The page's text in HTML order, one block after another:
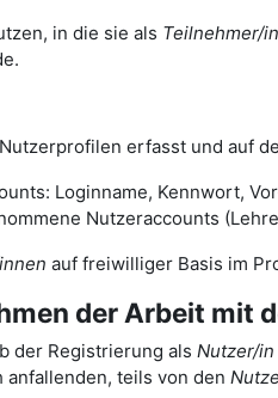
in die sie als Teilnehmer/
erfasst und auf
Loginname, Kennwort,
Nutzeraccounts
auf freiwilliger Basis im
der Arbeit mit
der Registrierung als Nutzer/in
teils von den